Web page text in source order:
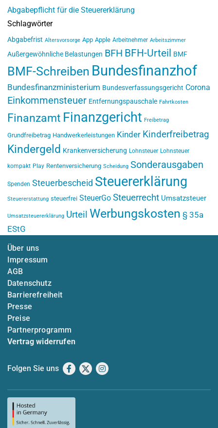
Abgabepflicht für die Steuererklärung
Schlagwörter
Abgabefrist Altersvorsorge App Apple Arbeitnehmer Arbeitszimmer
Außergewöhnliche Belastungen BFH BFH-Urteil BMF
BMF-Schreiben Bundesfinanzhof
Bundesfinanzministerium Bundesverfassungsgericht Corona
Einkommensteuer Entfernungspauschale Fahrtkosten
Finanzamt Finanzgericht Freibetrag
Grundfreibetrag Handwerkerleistungen Kinder Kinderfreibetrag
Kindergeld Krankenversicherung Lohnsteuer Lohnsteuer
kompakt Play Rentenversicherung Scheidung Sonderausgaben
Spenden Steuerbescheid Steuererklärung
Steuererstattung steuerfrei SteuerGo Steuerrecht Umsatzsteuer
Umsatzsteuererklärung Urteil Werbungskosten § 35a
EStG
Über uns
Impressum
AGB
Datenschutz
Barrierefreiheit
Presse
Preise
Partnerprogramm
Vertrag widerrufen
Folgen Sie uns Facebook
X Instagram